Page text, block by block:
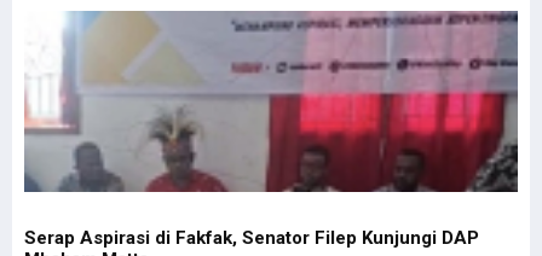
Serap Aspirasi di Fakfak, Senator Filep Kunjungi DAP